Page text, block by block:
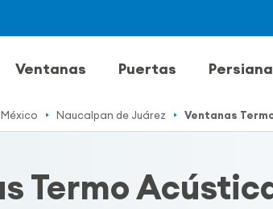
Ventanas Puertas
Naucalpan de Juárez Ventanas
Termo